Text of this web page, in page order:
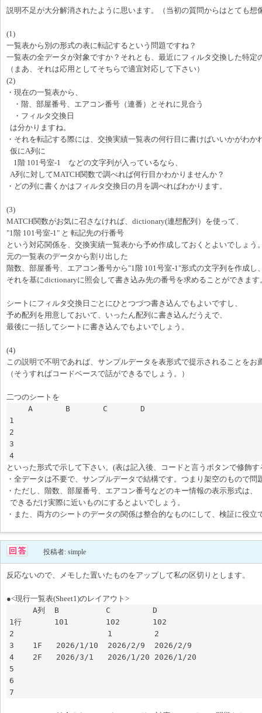
説明不足が大分解消されたように思います。（当初の質問からはとても想
(1)
一覧表から別の形式の表に転記するという問題ですね？
一覧表の全データが対象ですか？それとも、最近にフィルタ交換した特定
（まあ、それは応用としてそちらで適宜対応して下さい）
(2)
・現在の一覧表から、
・階、部屋番号、エアコン番号（連番）とそれに見合う
・フィルタ交換日
は分かりますね。
・それを転記する際には、交換実績一覧表の何行目に書けばいいかがわか
仮にA列に
1階 101号室-1 などの文字列が入っているなら、
A列に対してMATCH関数で調べれば何行目かわかりませんか？
・どの列に書くかはフィルタ交換日の月を調べればわかります。
(3)
MATCH関数がお気に召さなければ、dictionary(連想配列）を使って、
"1階 101号室-1" と 転記先の行番号
という対応関係を、交換実績一覧表から予め作成しておくとよいでしょう
元の一覧表のデータから割り出した
階数、部屋番号、エアコン番号から"1階 101号室-1"形式の文字列を作成し
それを基にdictionaryに照会して書き込み先の番号を求めることができます
シートにフィルタ交換日ごとにひとつづつ書き込んでもよいですし、
予め配列を用意しておいて、いったん配列に書き込んだうえで、
最後に一括してシートに書き込んでもよいでしょう。
(4)
この説明で不明であれば、サンプルデータを表形式で提示されることをお
（そうすればコードベースで話ができるでしょう。）
二つのシートを
1
2
3
といった形式で示して下さい。(表は記入後、コードと言うボタンで修飾
・全データは不要で、サンプルデータで結構です。つまり架空のもので問
・ただし、階数、部屋番号、エアコン番号などのキー情報の表示形式は、
できるだけ実際に近いものにするとよいでしょう。
・また、両方のシートのデータの関係は整合的なものにして、検証に役立
投稿者: simple
反応ないので、メモした置いたものをアップして私の区切りとします。
●<現行一覧表(Sheet1)のレイアウト>
1行       101        102       102
2                    1         2
3    1F   2026/1/10  2026/2/9  2026/2/9
4    2F   2026/3/1   2026/1/20 2026/1/20
5
6
7